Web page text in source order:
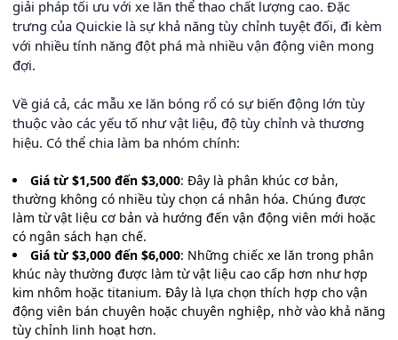
giải pháp tối ưu với xe lăn thể thao chất lượng cao. Đặc
trưng của Quickie là sự khả năng tùy chỉnh tuyệt đối, đi kèm
với nhiều tính năng đột phá mà nhiều vận động viên mong
đợi.
Về giá cả, các mẫu xe lăn bóng rổ có sự biến động lớn tùy
thuộc vào các yếu tố như vật liệu, độ tùy chỉnh và thương
hiệu. Có thể chia làm ba nhóm chính:
Giá từ $1,500 đến $3,000: Đây là phân khúc cơ bản,
thường không có nhiều tùy chọn cá nhân hóa. Chúng được
làm từ vật liệu cơ bản và hướng đến vận động viên mới hoặc
có ngân sách hạn chế.
Giá từ $3,000 đến $6,000: Những chiếc xe lăn trong phân
khúc này thường được làm từ vật liệu cao cấp hơn như hợp
kim nhôm hoặc titanium. Đây là lựa chọn thích hợp cho vận
động viên bán chuyên hoặc chuyên nghiệp, nhờ vào khả năng
tùy chỉnh linh hoạt hơn.